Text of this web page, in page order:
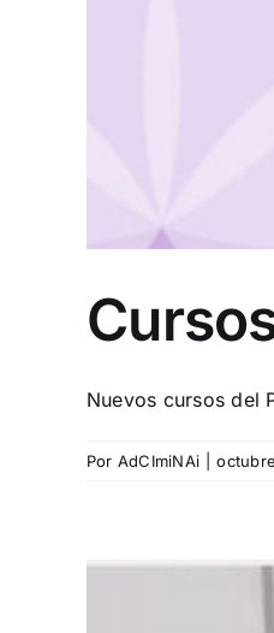
Nuevos cursos del
Por AdCImiNAi